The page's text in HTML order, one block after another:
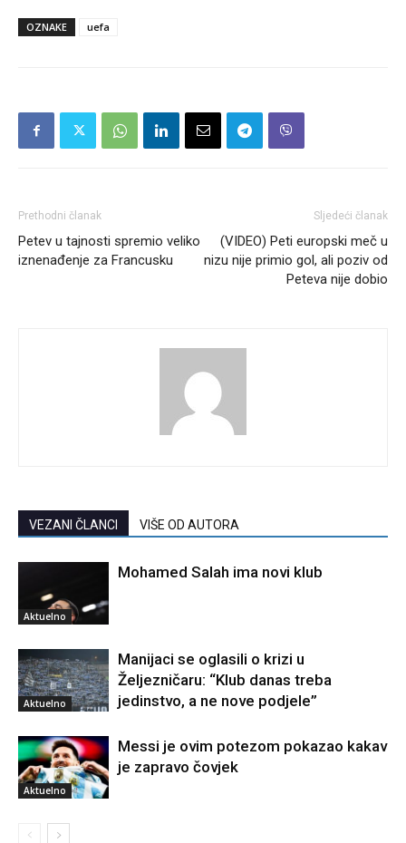
OZNAKE uefa
Prethodni članak
Petev u tajnosti spremio veliko
iznenađenje za Francusku
Sljedeći članak
(VIDEO) Peti europski meč u
nizu nije primio gol, ali poziv od
Peteva nije dobio
VEZANI ČLANCI VIŠE OD AUTORA
Aktuelno
Mohamed Salah ima novi klub
Aktuelno
Manijaci se oglasili o krizi u
Željezničaru: “Klub danas treba
jedinstvo, a ne nove podjele”
Aktuelno
Messi je ovim potezom pokazao kakav
je zapravo čovjek